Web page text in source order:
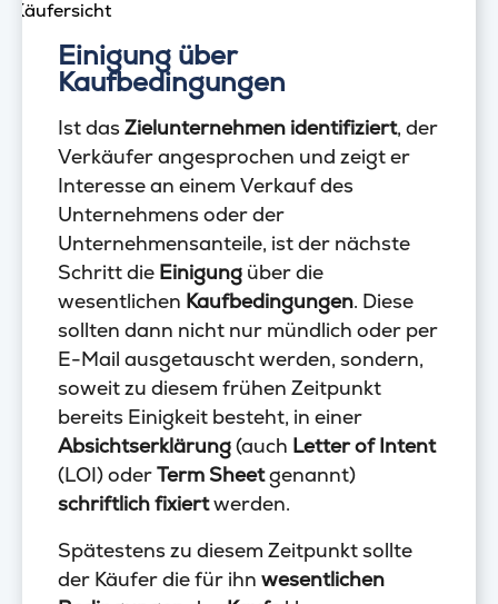
Einigung über
Kaufbedingungen
Ist dasZielunternehmen identifiziert, der
Verkäufer angesprochen und zeigt er
Interesse an einem Verkauf des
Unternehmens oder der
Unternehmensanteile, ist der nächste
Schritt die Einigung über die
wesentlichen Kaufbedingungen. Diese
sollten dann nicht nur mündlich oder per
E-Mail ausgetauscht werden, sondern,
soweit zu diesem frühen Zeitpunkt
bereits Einigkeit besteht, in einer
Absichtserklärung(auch Letter of Intent
(LOI) oderTerm Sheetgenannt)
schriftlich fixiertwerden.
Spätestens zu diesem Zeitpunkt sollte
der Käufer die für ihn wesentlichen